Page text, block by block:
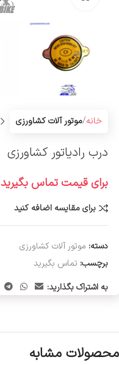
خانه موتور آلات کشاورزی
درب رادیاتور کشاورزی
برای قیمت تماس بگیرید
برای مقایسه اضافه کنید
دسته: موتور آلات کشاورزی
برچسب: تماس بگیرید
به اشتراک بگذارید:
محصولات مشابه